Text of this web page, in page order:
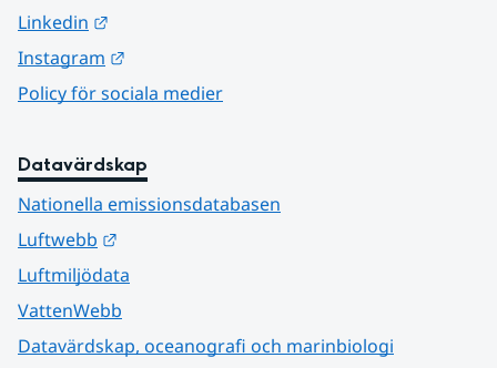
Linkedin
Instagram
Policy för sociala medier
Datavärdskap
Nationella emissionsdatabasen
Luftwebb
Luftmiljödata
VattenWebb
Datavärdskap, oceanografi och marinbiologi